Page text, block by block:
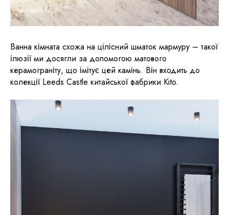
Ванна кімната схожа на цілісний шматок мармуру – такої
ілюзії ми досягли за допомогою матового
керамограніту, що імітує цей камінь. Він входить до
колекції Leeds Castle китайської фабрики Kito.